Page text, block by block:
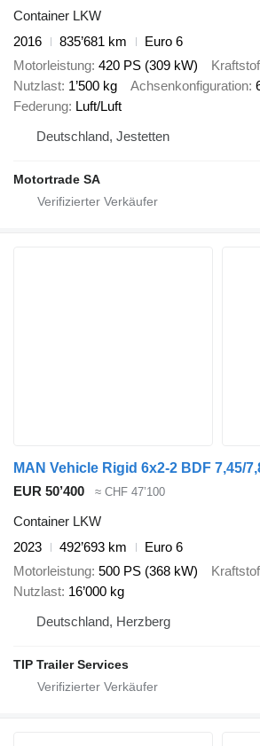
Container LKW
2016
835’681 km
Euro 6
Motorleistung 420 PS (309 kW)
Nutzlast 1’500 kg Achsenkonfiguration
Federung Luft/Luft
Deutschland, Jestetten
Motortrade SA
EUR 50’400 ≈ CHF 47’100
Container LKW
2023
492’693 km
Euro 6
Motorleistung 500 PS (368 kW)
Nutzlast 16’000 kg
Deutschland, Herzberg
TIP Trailer Services